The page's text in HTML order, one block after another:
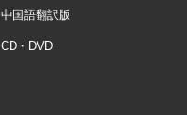
中国語翻訳版
CD・DVD